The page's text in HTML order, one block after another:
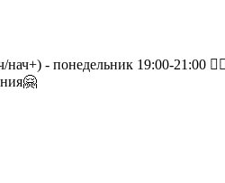
- понедельник 19:00-21:00